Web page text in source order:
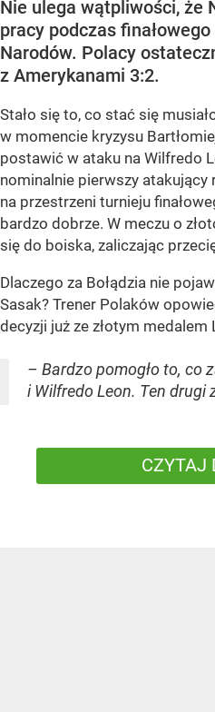
Nie ulega wątpliwości, że
pracy podczas
Narodów. Polacy
z Amerykanami 3:2.
Stało się to, co stać się
w momencie kryzysu
postawić w ataku na Wilfredo
nominalnie pierwszy atakujący
na przestrzeni turnieju
bardzo dobrze. W meczu o
się do boiska, zaliczając
Dlaczego za Bołądzia nie
Sasak? Trener Polaków
decyzji już ze złotym medalem
– Bardzo pomogło to, co
i Wilfredo Leon. Ten drugi
CZYTAJ